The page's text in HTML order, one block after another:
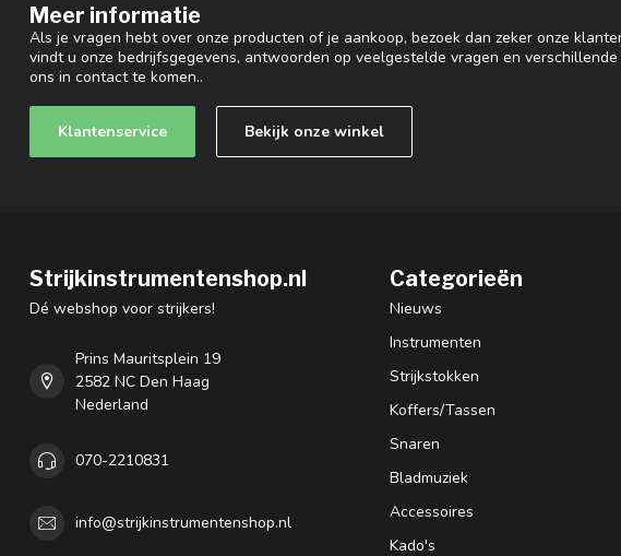
Meer informatie
Als je vragen hebt over onze producten of je aankoop, bezoek dan zeker onze
vindt u onze bedrijfsgegevens, antwoorden op veelgestelde vragen en
ons in contact te komen..
Klantenservice Bekijk onze winkel
Strijkinstrumentenshop.nl
Dé webshop voor strijkers!
Prins Mauritsplein 19
2582 NC Den Haag
Nederland
070-2210831
info@strijkinstrumentenshop.nl
Categorieën
Nieuws
Instrumenten
Strijkstokken
Koffers/Tassen
Snaren
Bladmuziek
Accessoires
Kado's